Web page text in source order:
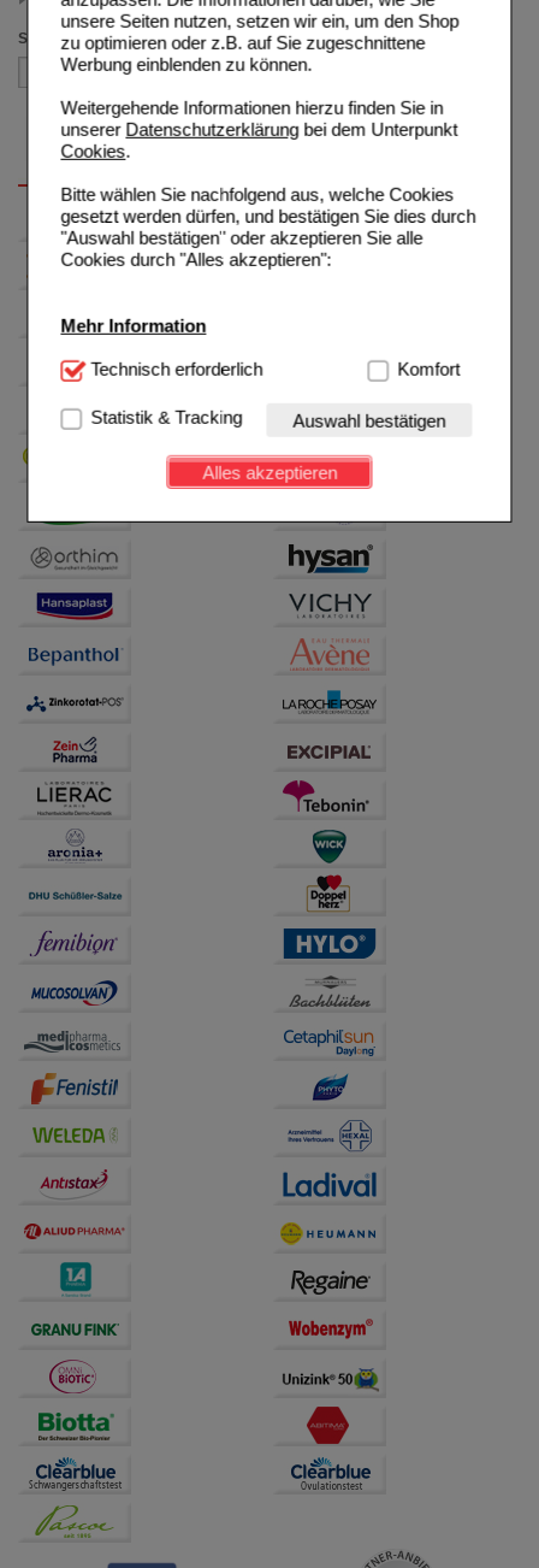
unsere Seiten nutzen, setzen wir ein, um den Shop
zu optimieren oder z.B. auf Sie zugeschnittene
Werbung einblenden zu können.
Weitergehende Informationen hierzu finden Sie in
unserer Datenschutzerklärungbei dem Unterpunkt
Cookies.
Bitte wählen Sie nachfolgend aus, welche Cookies
gesetzt werden dürfen, und bestätigen Sie dies durch
"Auswahl bestätigen" oder akzeptieren Sie alle
Cookies durch "Alles akzeptieren":
Mehr Information
Technisch Notwendig:Hierbei handelt es sich um
Website notwendig sind (z.B. Navigation, Warenkorb,
Kundenkonto), weshalb auf diese nicht verzichtet
werden kann.
Einkaufserlebnis noch ansprechender zu gestalten,
beispielsweise für die Wiedererkennung des
Besuchers oder unsere Seite an bevorzugte
anzupassen. Komfort-Cookies ermöglichen es uns
anzuzeigen und unser Partnerprogramm zu
Hierüber lassen sich
Informationen über die Art und Weise der Nutzung
unserer Website sammeln, mit deren Hilfe wir unsere
Website weiter für Sie optimieren können, den Inhalt
auf unserer Website aber auch die Werbung auf
Drittseiten möglichst relevant für Sie zu gestalten.
Bitte beachten Sie, dass Daten hierfür teilweise an
Dritte wie z.B. Google oder soziale Medien
übertragen werden.
Technisch erforderlich Komfort
Statistik & Tracking Auswahl bestätigen
Alles akzeptieren
Sortieren nach